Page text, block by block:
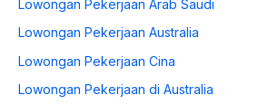
Lowongan Pekerjaan Arab Saudi
Lowongan Pekerjaan Australia
Lowongan Pekerjaan Cina
Lowongan Pekerjaan di Australia